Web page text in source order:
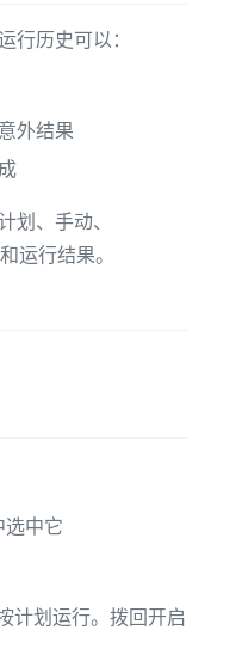
行历史可以：
外结果
划、手动、
运行结果。
选中它
计划运行。拨回开启